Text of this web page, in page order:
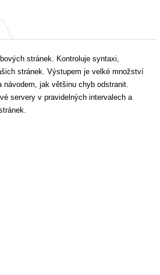
stránek. Kontroluje syntaxi,
stránek. Výstupem je velké množství
jak většinu chyb odstranit.
servery v pravidelných intervalech a